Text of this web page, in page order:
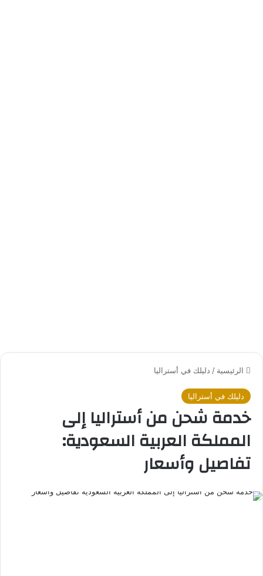
الرئيسية / دليلك في أستراليا
دليلك في أستراليا
خدمة شحن من أستراليا إلى
المملكة العربية السعودية:
تفاصيل وأسعار